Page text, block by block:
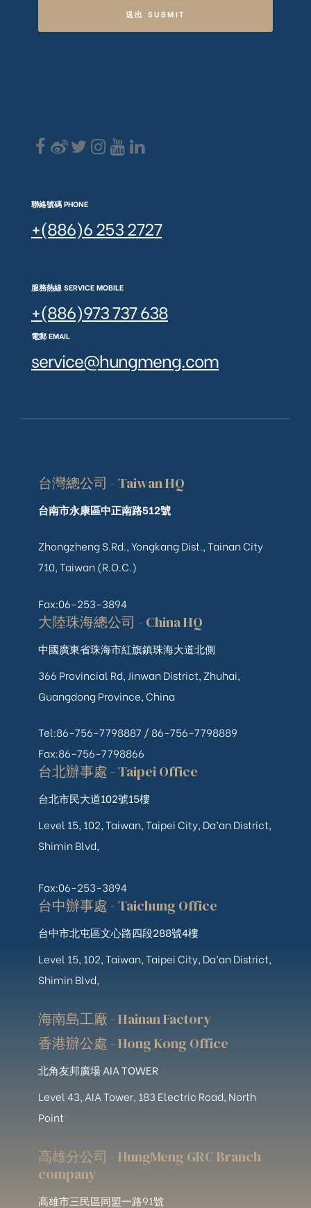
送出 SUBMIT
聯絡號碼 PHONE
+(886)6 253 2727
服務熱線 SERVICE MOBILE
+(886)973 737 638
電郵 EMAIL
service@hungmeng.com
台灣總公司 - Taiwan HQ
台南市永康區中正南路512號
Zhongzheng S.Rd., Yongkang Dist., Tainan City
710, Taiwan (R.O.C.)
Fax:06-253-3894
大陸珠海總公司 - China HQ
中國廣東省珠海市紅旗鎮珠海大道北側
366 Provincial Rd, Jinwan District, Zhuhai,
Guangdong Province, China
Tel:86-756-7798887 / 86-756-7798889
Fax:86-756-7798866
台北辦事處 - Taipei Office
台北市民大道102號15樓
Level 15, 102, Taiwan, Taipei City, Da’an District,
Shimin Blvd,
Fax:06-253-3894
台中辦事處 - Taichung Office
台中市北屯區文心路四段288號4樓
Level 15, 102, Taiwan, Taipei City, Da’an District,
Shimin Blvd,
海南島工廠 - Hainan Factory
香港辦公處 - Hong Kong Office
北角友邦廣場 AIA TOWER
Level 43, AIA Tower, 183 Electric Road, North
Point
高雄分公司 - HungMeng GRC Branch
company
高雄市三民區同盟一路91號